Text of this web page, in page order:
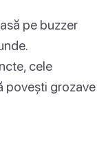
pe buzzer
cele
povești grozave